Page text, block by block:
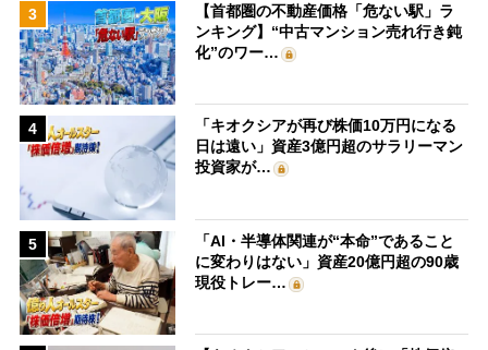
3
【首都圏の不動産価格「危ない駅」ラ
ンキング】“中古マンション売れ行き鈍
化”のワー…
4
「キオクシアが再び株価10万円になる
日は遠い」資産3億円超のサラリーマン
投資家が…
5
「AI・半導体関連が“本命”であること
に変わりはない」資産20億円超の90歳
現役トレー…